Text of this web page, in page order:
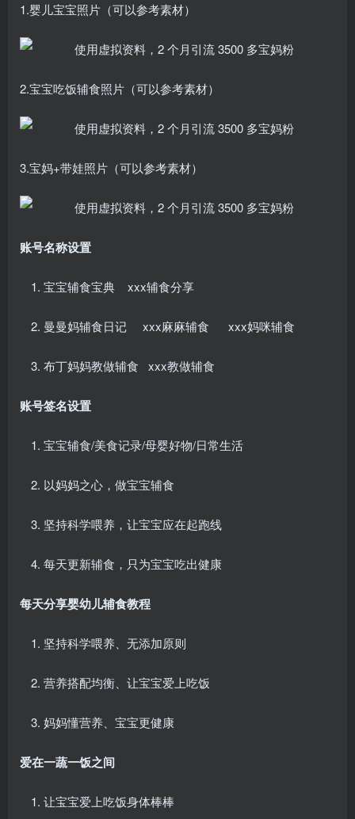
1.婴儿宝宝照片（可以参考素材）
2.宝宝吃饭辅食照片（可以参考素材）
3.宝妈+带娃照片（可以参考素材）
账号名称设置
宝宝辅食宝典 xxx辅食分享
曼曼妈辅食日记 xxx麻麻辅食 xxx妈咪辅食
布丁妈妈教做辅食 xxx教做辅食
账号签名设置
宝宝辅食/美食记录/母婴好物/日常生活
以妈妈之心，做宝宝辅食
坚持科学喂养，让宝宝应在起跑线
每天更新辅食，只为宝宝吃出健康
每天分享婴幼儿辅食教程
坚持科学喂养、无添加原则
营养搭配均衡、让宝宝爱上吃饭
妈妈懂营养、宝宝更健康
爱在一蔬一饭之间
让宝宝爱上吃饭身体棒棒